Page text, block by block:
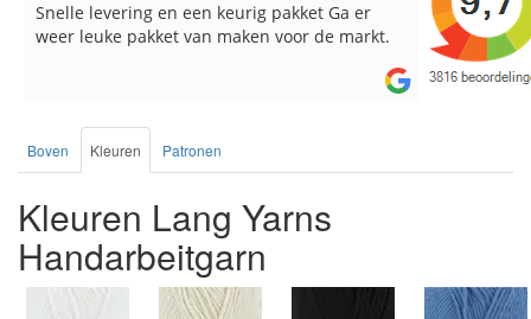
Snelle levering en een keurig pakket Ga er
weer leuke pakket van maken voor de markt.
Reeds
de service.
Boven Kleuren Patronen
Kleuren Lang Yarns
Handarbeitgarn